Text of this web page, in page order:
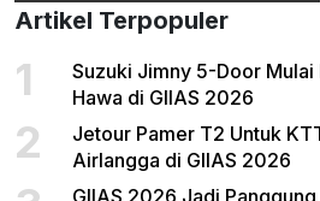
Artikel Terpopuler
1
Suzuki Jimny 5-Door
Hawa di GIIAS 2026
2
Jetour Pamer T2 Untuk
Airlangga di GIIAS 2026